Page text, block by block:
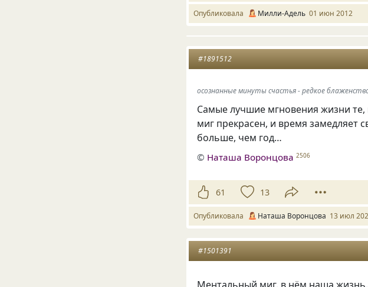
Опубликовала Милли-Адель 01 июн 2012
#1891512
осознанные минуты счастья - редкое
Самые лучшие мгновения жизни те,
миг прекрасен, и время замедляет
больше, чем год…
© Наташа Воронцова 2506
61 13
Опубликовала Наташа Воронцова 13 июл
#1501391